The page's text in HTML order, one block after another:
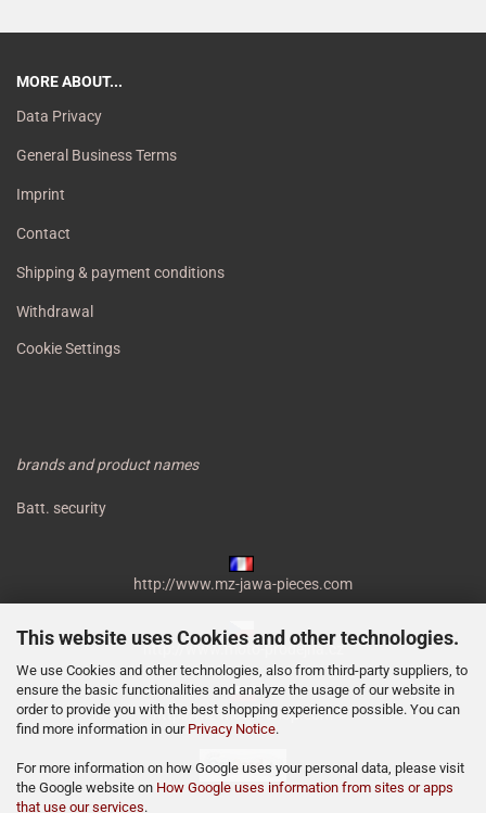
This website uses Cookies and other technologies.
We use Cookies and other technologies, also from third-party suppliers, to
ensure the basic functionalities and analyze the usage of our website in
order to provide you with the best shopping experience possible. You can
find more information in our Privacy Notice.
For more information on how Google uses your personal data, please visit
the Google website on How Google uses information from sites or apps
that use our services.
MORE ABOUT...
Data Privacy
General Business Terms
Imprint
Contact
Shipping & payment conditions
Withdrawal
Cookie Settings
brands and product names
Batt. security
http://www.mz-jawa-pieces.com
http://www.moto-prodejna.cz
http://mz-motor-shop.com